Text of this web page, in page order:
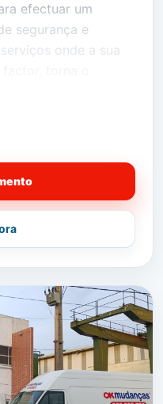
efectuar um
segurança e
onde a sua
às suas
de serviço.
em Águas Livres
, através do
conheça já o nosso
análise do seu